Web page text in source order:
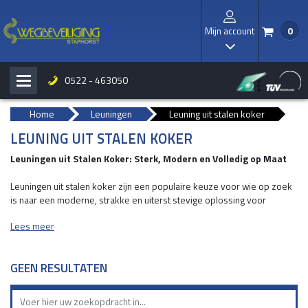
Mijn account
I
/ 0
H b 0522 - 463050
Home Leuningen Leuning uit stalen koker
LEUNING UIT STALEN KOKER
Leuningen uit Stalen Koker: Sterk, Modern en Volledig op Maat
Leuningen uit stalen koker zijn een populaire keuze voor wie op zoek
is naar een moderne, strakke en uiterst stevige oplossing voor
rechthoekige of vierkante kokerprofielen krijgen deze leuningen een
uitstekende stabiliteit en duurzaamheid, waardoor ze ideaal zijn voor
zowel binnen- als buitengebruik.
Lees meer
GEEN RESULTATEN